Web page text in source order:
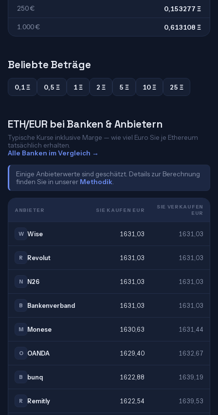
250 € 0,153277 Ξ
1.000 € 0,613108 Ξ
Beliebte Beträge
0,1 Ξ 0,5 Ξ 1 Ξ 2 Ξ 5 Ξ 10 Ξ 25 Ξ
ETH/EUR bei Banken & Anbietern
Typische Kurse inklusive Marge — wie viel Euro Sie je Ethereum
tatsächlich erhalten.
Alle Banken im Vergleich →
Einige Anbieterwerte sind geschätzt. Details zur Berechnung
finden Sie in unserer Methodik
ANBIETER SIE KAUFEN EUR
SIE VERKAUFEN
EUR
W Wise 1631,03 1631,03
R Revolut 1631,03 1631,03
N N26 1631,03 1631,03
B Bankenverband 1631,03 1631,03
M Monese 1630,63 1631,44
O OANDA 1629,40 1632,67
B bunq 1622,88 1639,19
R Remitly 1622,54 1639,53